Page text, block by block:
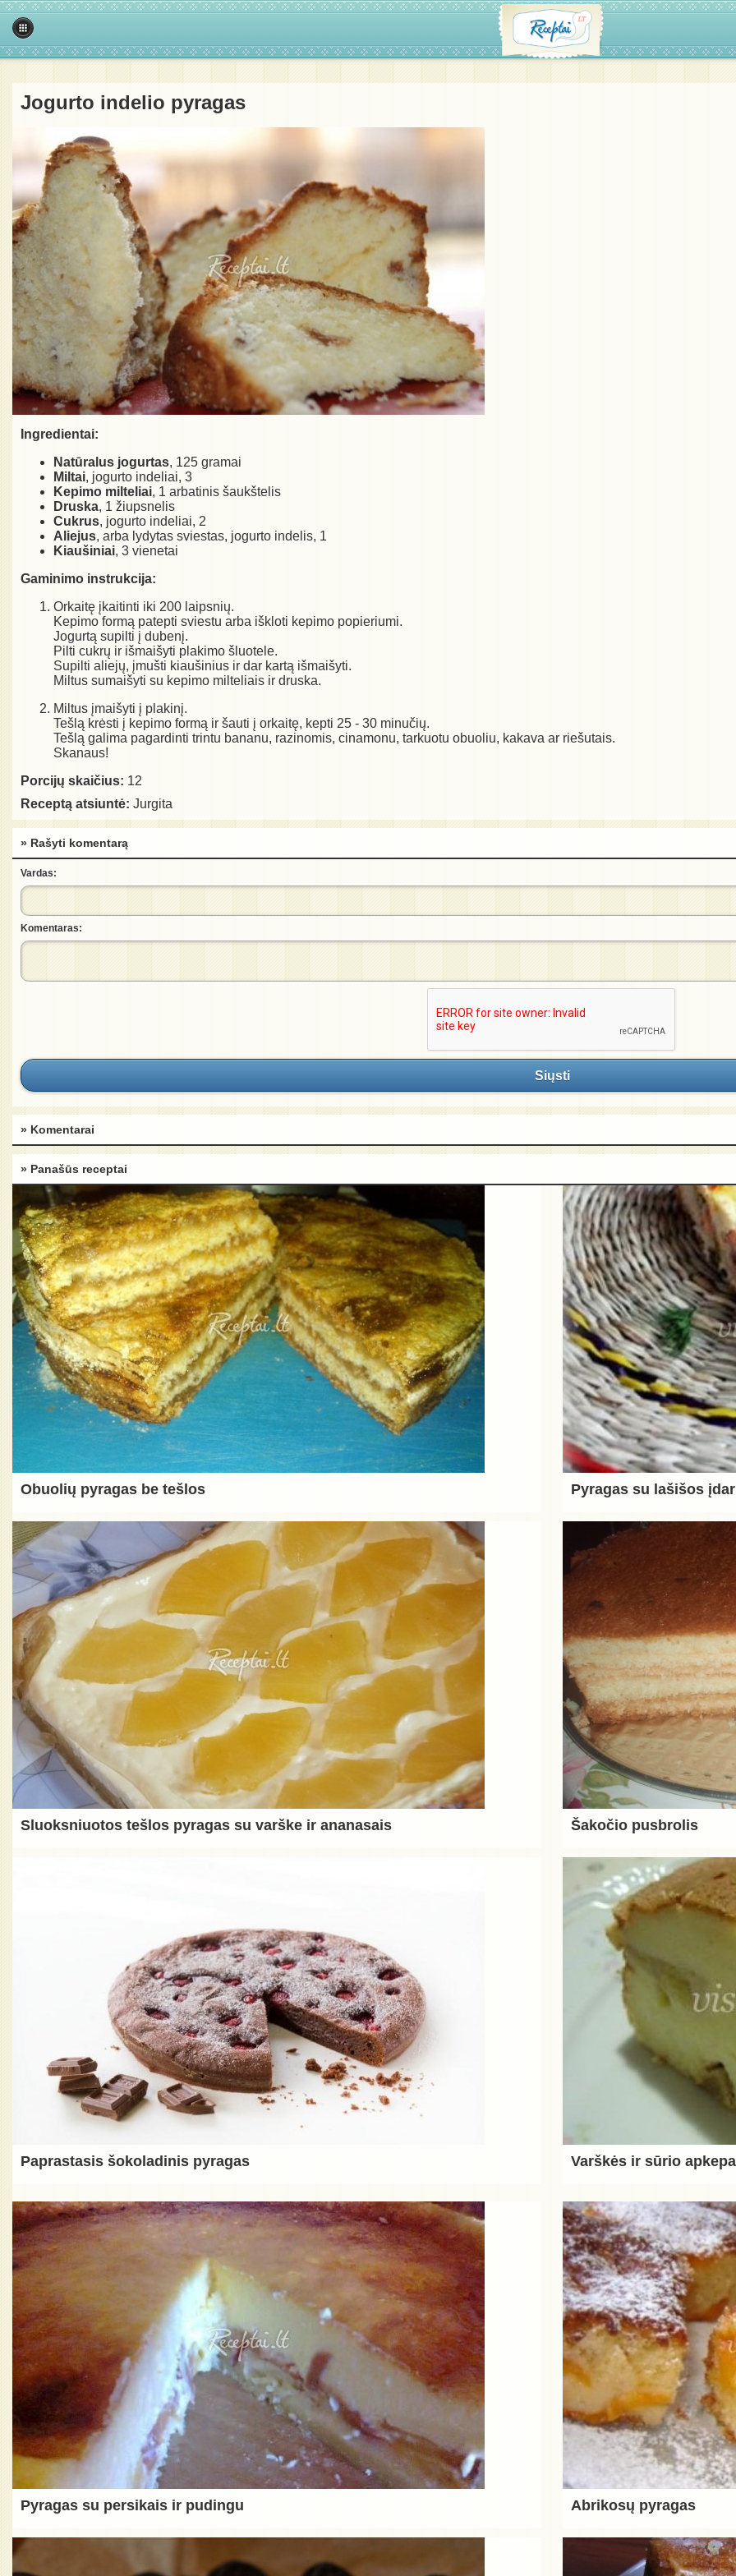
Jogurto indelio pyragas
Ingredientai:
Natūralus jogurtas, 125 gramai
Miltai, jogurto indeliai, 3
Kepimo milteliai, 1 arbatinis šaukštelis
Druska, 1 žiupsnelis
Cukrus, jogurto indeliai, 2
Aliejus, arba lydytas sviestas, jogurto indelis, 1
Kiaušiniai, 3 vienetai
Gaminimo instrukcija:
Orkaitę įkaitinti iki 200 laipsnių.
Kepimo formą patepti sviestu arba iškloti kepimo popieriumi.
Jogurtą supilti į dubenį.
Pilti cukrų ir išmaišyti plakimo šluotele.
Supilti aliejų, įmušti kiaušinius ir dar kartą išmaišyti.
Miltus sumaišyti su kepimo milteliais ir druska.
Miltus įmaišyti į plakinį.
Tešlą krėsti į kepimo formą ir šauti į orkaitę, kepti 25 - 30 minučių.
Tešlą galima pagardinti trintu bananu, razinomis, cinamonu, tarkuotu obuoliu, kakava ar riešutais.
Skanaus!
Porcijų skaičius: 12
Receptą atsiuntė: Jurgita
» Rašyti komentarą
Vardas:
Komentaras:
Siųsti
» Komentarai
» Panašūs receptai
Obuolių pyragas be tešlos Pyragas su lašišos
Sluoksniuotos tešlos pyragas su varške ir ananasais Šakočio pusbrolis
Paprastasis šokoladinis pyragas Varškės ir sūrio
Pyragas su persikais ir pudingu Abrikosų pyragas